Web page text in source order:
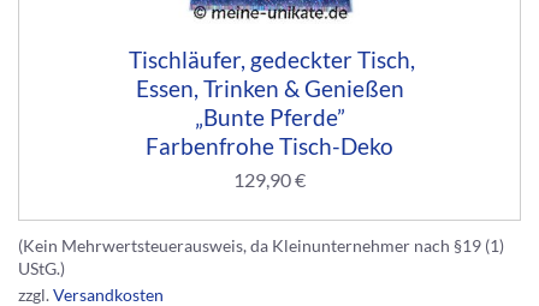
Tischläufer, gedeckter Tisch,
Essen, Trinken & Genießen
„Bunte Pferde”
Farbenfrohe Tisch-Deko
129,90€
(Kein Mehrwertsteuerausweis, da Kleinunternehmer nach §19 (1)
UStG.)
zzgl.Versandkosten